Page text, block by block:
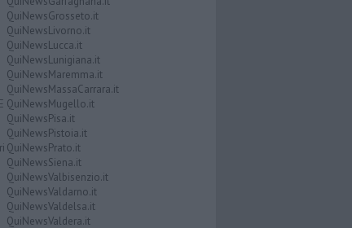
QuiNewsGrosseto.it
QuiNewsLivorno.it
QuiNewsLucca.it
QuiNewsLunigiana.it
QuiNewsMaremma.it
QuiNewsMassaCarrara.it
QuiNewsMugello.it
QuiNewsPisa.it
QuiNewsPistoia.it
QuiNewsPrato.it
QuiNewsSiena.it
QuiNewsValbisenzio.it
QuiNewsValdarno.it
QuiNewsValdelsa.it
QuiNewsValdera.it